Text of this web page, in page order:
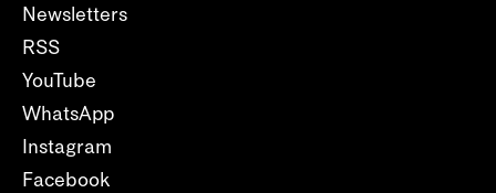
Newsletters
RSS
YouTube
WhatsApp
Instagram
Facebook